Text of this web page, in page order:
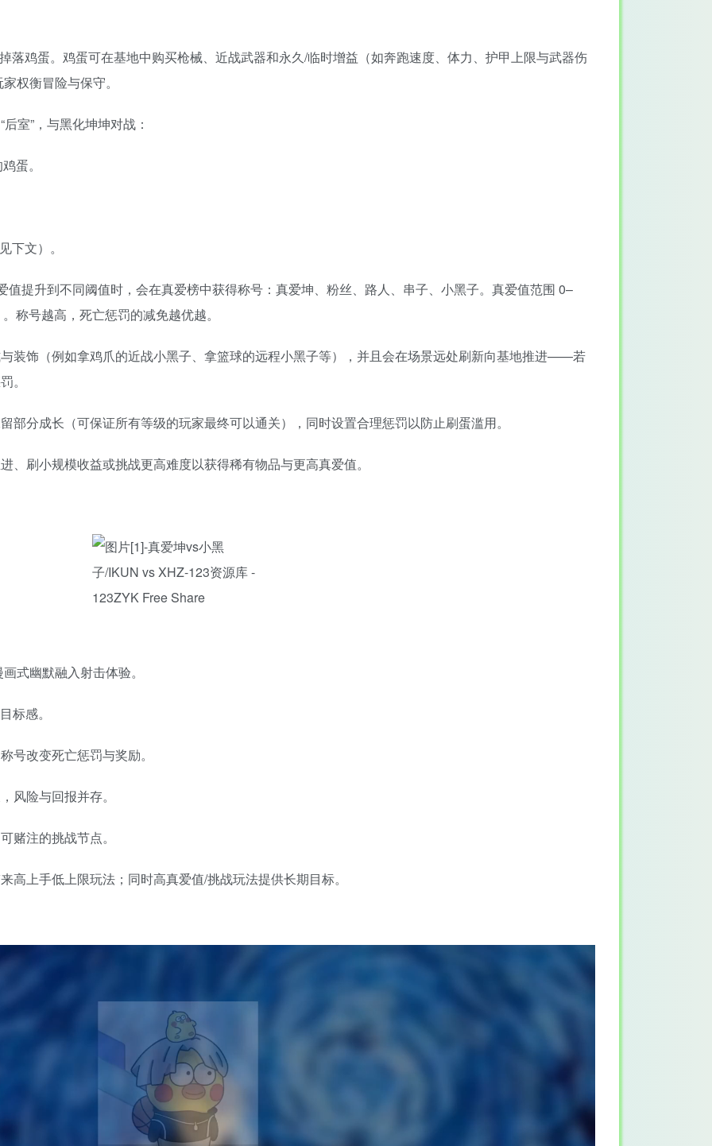
落鸡蛋。鸡蛋可在基地中购买枪械、近战武器和永久/临时增益（如奔跑速度、体力、护甲上限与武器伤
权衡冒险与保守。
室”，与黑化坤坤对战：
蛋。
下文）。
值提升到不同阈值时，会在真爱榜中获得称号：真爱坤、粉丝、路人、串子、小黑子。真爱值范围 0–
称号越高，死亡惩罚的减免越优越。
装饰（例如拿鸡爪的近战小黑子、拿篮球的远程小黑子等），并且会在场景远处刷新向基地推进——若
。
部分成长（可保证所有等级的玩家最终可以通关），同时设置合理惩罚以防止刷蛋滥用。
、刷小规模收益或挑战更高难度以获得稀有物品与更高真爱值。
式幽默融入射击体验。
标感。
号改变死亡惩罚与奖励。
风险与回报并存。
赌注的挑战节点。
高上手低上限玩法；同时高真爱值/挑战玩法提供长期目标。